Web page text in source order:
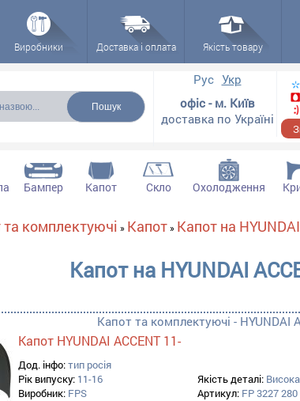
Виробники Доставка і оплата Якість товару
Рус Укр
офіс - м. Київ
доставка по Україні
Бампер Капот Скло Охолодження
та комплектуючі » Капот» Капот на HYUNDAI
Капот на HYUNDAI
Капот та комплектуючі - HYUNDAI
Капот HYUNDAI ACCENT 11-
Дод. інфо:тип росія
Рік випуску: 11-16 Якість деталі: Висока
Виробник: FPS Артикул: FP 3227 280